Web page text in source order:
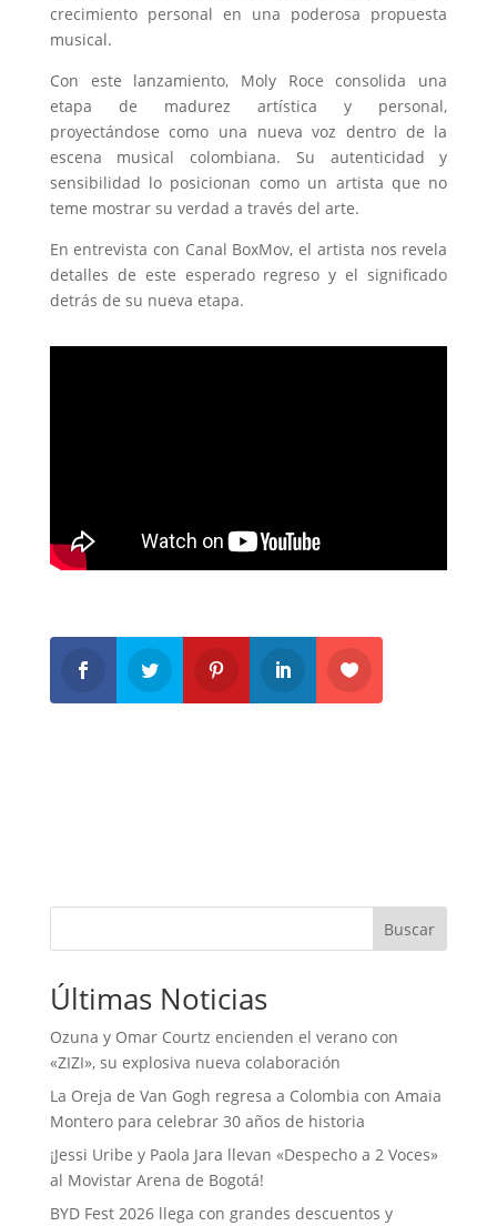
crecimiento personal en una poderosa propuesta
musical.
Con este lanzamiento, Moly Roce consolida una
etapa de madurez artística y personal,
proyectándose como una nueva voz dentro de la
escena musical colombiana. Su autenticidad y
sensibilidad lo posicionan como un artista que no
teme mostrar su verdad a través del arte.
En entrevista con Canal BoxMov, el artista nos revela
detalles de este esperado regreso y el significado
detrás de su nueva etapa.
Buscar
Últimas Noticias
Ozuna y Omar Courtz encienden el verano con
«ZIZI», su explosiva nueva colaboración
La Oreja de Van Gogh regresa a Colombia con Amaia
Montero para celebrar 30 años de historia
¡Jessi Uribe y Paola Jara llevan «Despecho a 2 Voces»
al Movistar Arena de Bogotá!
BYD Fest 2026 llega con grandes descuentos y